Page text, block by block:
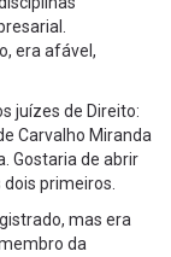
era afável,
juízes de Direito:
Carvalho Miranda
Gostaria de abrir
primeiros.
mas era
da